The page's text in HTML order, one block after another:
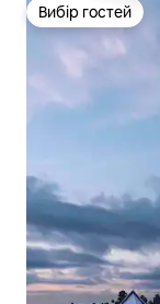
Вибір гостей
Вибір гостей